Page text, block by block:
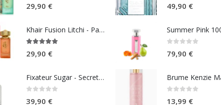
29,90 €
Khair Fusion Litchi - Paris Corner
29,90 €
Fixateur Sugar - Secret Musc 30ml
39,90 €
49,90 €
79,90 €
13,99 €